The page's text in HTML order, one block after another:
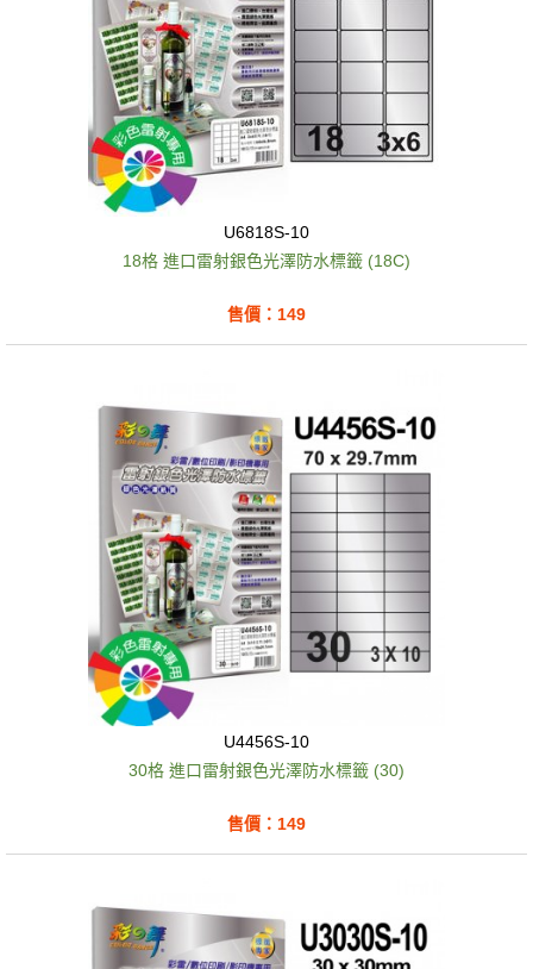
U6818S-10
18格 進口雷射銀色光澤防水標籤 (18C)
售價：149
U4456S-10
30格 進口雷射銀色光澤防水標籤 (30)
售價：149